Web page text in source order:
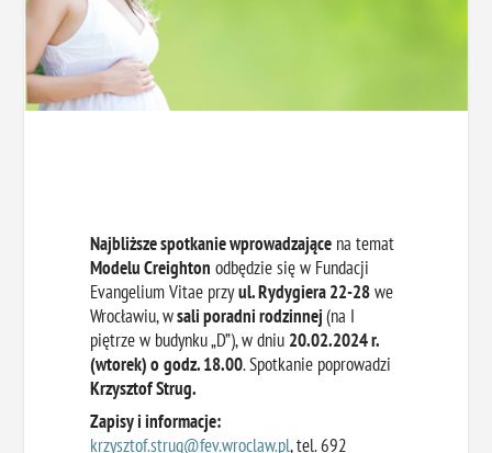
Najbliższe spotkanie wprowadzające na temat
Modelu Creighton odbędzie się w Fundacji
Evangelium Vitae przyul. Rydygiera 22-28we
Wrocławiu, wsali poradni rodzinnej(na I
piętrze w budynku „D”), w dniu 20.02.2024 r.
(wtorek) o godz. 18.00. Spotkanie poprowadzi
Krzysztof Strug.
Zapisy i informacje:
krzysztof.strug@fev.wroclaw.pl, tel. 692